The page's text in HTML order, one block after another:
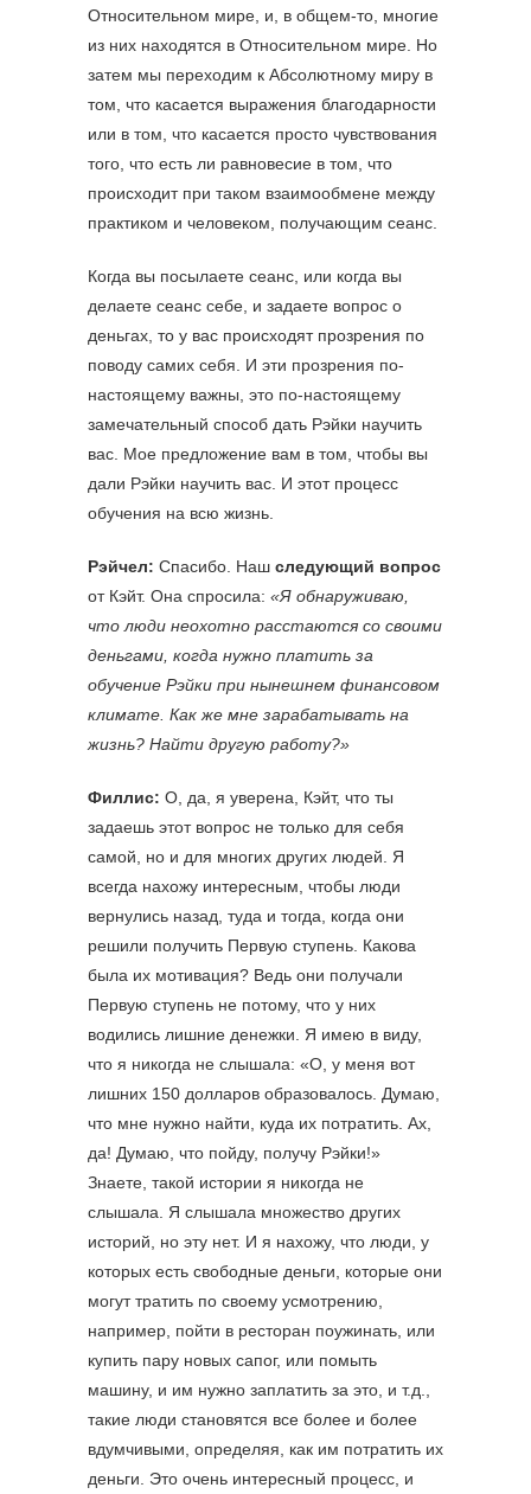
Относительном мире, и, в общем-то, многие
из них находятся в Относительном мире. Но
затем мы переходим к Абсолютному миру в
том, что касается выражения благодарности
или в том, что касается просто чувствования
того, что есть ли равновесие в том, что
происходит при таком взаимообмене между
практиком и человеком, получающим сеанс.
Когда вы посылаете сеанс, или когда вы
делаете сеанс себе, и задаете вопрос о
деньгах, то у вас происходят прозрения по
поводу самих себя. И эти прозрения по-
настоящему важны, это по-настоящему
замечательный способ дать Рэйки научить
вас. Мое предложение вам в том, чтобы вы
дали Рэйки научить вас. И этот процесс
обучения на всю жизнь.
Рэйчел: Спасибо. Наш следующий вопрос
от Кэйт. Она спросила: «Я обнаруживаю,
что люди неохотно расстаются со своими
деньгами, когда нужно платить за
обучение Рэйки при нынешнем финансовом
климате. Как же мне зарабатывать на
жизнь? Найти другую работу?»
Филлис: О, да, я уверена, Кэйт, что ты
задаешь этот вопрос не только для себя
самой, но и для многих других людей. Я
всегда нахожу интересным, чтобы люди
вернулись назад, туда и тогда, когда они
решили получить Первую ступень. Какова
была их мотивация? Ведь они получали
Первую ступень не потому, что у них
водились лишние денежки. Я имею в виду,
что я никогда не слышала: «О, у меня вот
лишних 150 долларов образовалось. Думаю,
что мне нужно найти, куда их потратить. Ах,
да! Думаю, что пойду, получу Рэйки!»
Знаете, такой истории я никогда не
слышала. Я слышала множество других
историй, но эту нет. И я нахожу, что люди, у
которых есть свободные деньги, которые они
могут тратить по своему усмотрению,
например, пойти в ресторан поужинать, или
купить пару новых сапог, или помыть
машину, и им нужно заплатить за это, и т.д.,
такие люди становятся все более и более
вдумчивыми, определяя, как им потратить их
деньги. Это очень интересный процесс, и